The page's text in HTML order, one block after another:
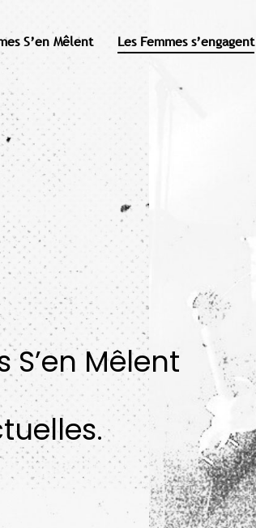
S’en Mêlent Les Femmes s’engagent
S’en Mêlent